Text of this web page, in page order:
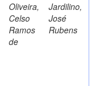
Oliveira,
Celso
Ramos
de
Jardilino,
José
Rubens